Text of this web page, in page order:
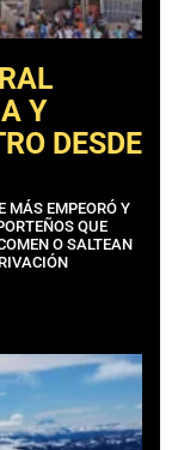
Y
DESDE
MÁS EMPEORÓ Y
QUE
O SALTEAN